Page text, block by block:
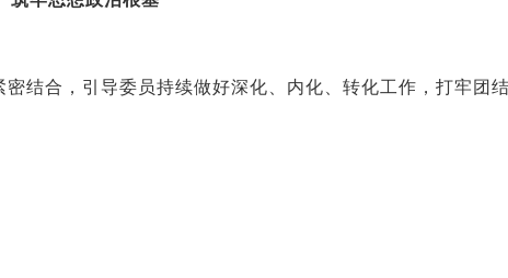
结合，引导委员持续做好深化、内化、转化工作，打牢团